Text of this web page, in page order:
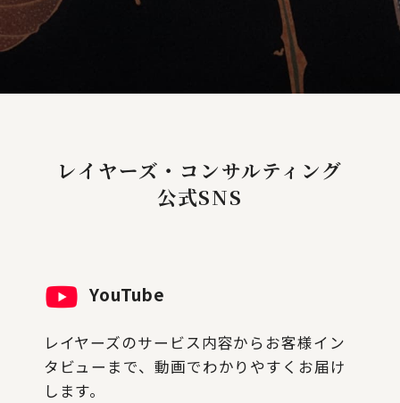
レイヤーズ・コンサルティング
公式SNS
YouTube
レイヤーズのサービス内容からお客様イン
タビューまで、動画でわかりやすくお届け
します。